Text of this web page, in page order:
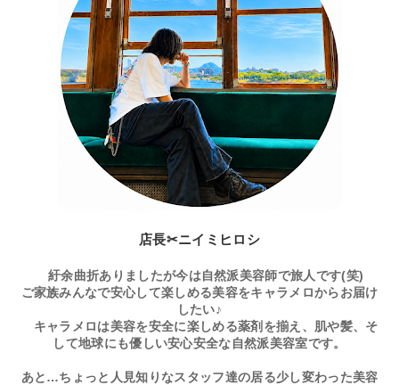
店長✂ニイミヒロシ
紆余曲折ありましたが今は自然派美容師で旅人です(笑)
ご家族みんなで安心して楽しめる美容をキャラメロからお届け
したい♪
キャラメロは美容を安全に楽しめる薬剤を揃え、肌や髪、そ
して地球にも優しい安心安全な自然派美容室です。
あと…ちょっと人見知りなスタッフ達の居る少し変わった美容